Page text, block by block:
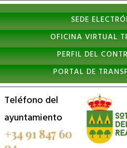
Nota:
este
sitio
web
incluye
un
sistema
de
SEDE
OFICINA VIRTUAL
PERFIL DEL
PORTAL DE
Teléfono del
ayuntamiento
+34 91 847 60